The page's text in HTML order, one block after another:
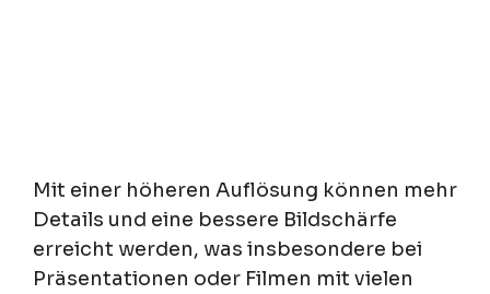
Mit einer höheren Auflösung können mehr
Details und eine bessere Bildschärfe
erreicht werden, was insbesondere bei
Präsentationen oder Filmen mit vielen